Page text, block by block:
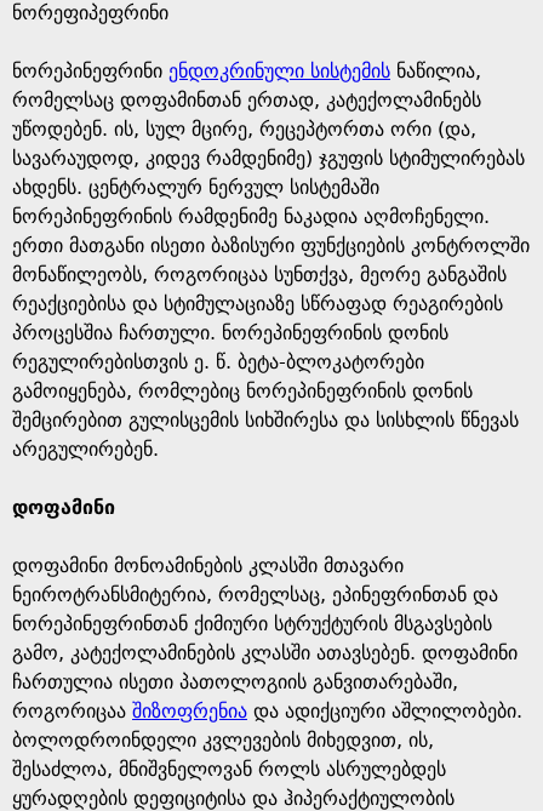
ნორეფიპეფრინი
ნორეპინეფრინი ენდოკრინული სისტემის ნაწილია,
რომელსაც დოფამინთან ერთად, კატექოლამინებს
უწოდებენ. ის, სულ მცირე, რეცეპტორთა ორი (და,
სავარაუდოდ, კიდევ რამდენიმე) ჯგუფის სტიმულირებას
ახდენს. ცენტრალურ ნერვულ სისტემაში
ნორეპინეფრინის რამდენიმე ნაკადია აღმოჩენელი.
ერთი მათგანი ისეთი ბაზისური ფუნქციების კონტროლში
მონაწილეობს, როგორიცაა სუნთქვა, მეორე განგაშის
რეაქციებისა და სტიმულაციაზე სწრაფად რეაგირების
პროცესშია ჩართული. ნორეპინეფრინის დონის
რეგულირებისთვის ე. წ. ბეტა-ბლოკატორები
გამოიყენება, რომლებიც ნორეპინეფრინის დონის
შემცირებით გულისცემის სიხშირესა და სისხლის წნევას
არეგულირებენ.
დოფამინი
დოფამინი მონოამინების კლასში მთავარი
ნეიროტრანსმიტერია, რომელსაც, ეპინეფრინთან და
ნორეპინეფრინთან ქიმიური სტრუქტურის მსგავსების
გამო, კატექოლამინების კლასში ათავსებენ. დოფამინი
ჩართულია ისეთი პათოლოგიის განვითარებაში,
როგორიცაა შიზოფრენია და ადიქციური აშლილობები.
ბოლოდროინდელი კვლევების მიხედვით, ის,
შესაძლოა, მნიშვნელოვან როლს ასრულებდეს
ყურადღების დეფიციტისა და ჰიპერაქტიულობის